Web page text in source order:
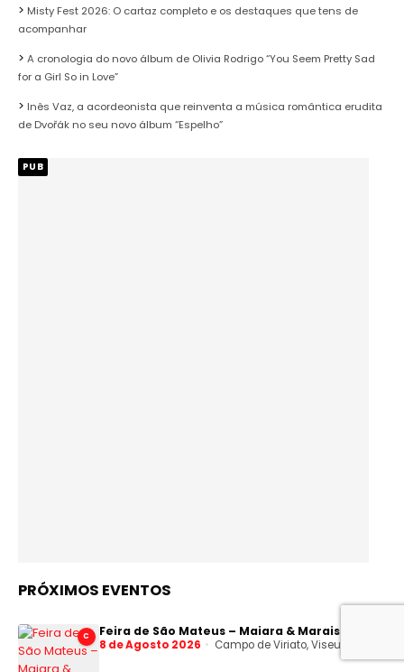
Misty Fest 2026: O cartaz completo e os destaques que tens de
acompanhar
A cronologia do novo álbum de Olivia Rodrigo “You Seem Pretty Sad
for a Girl So in Love”
Inês Vaz, a acordeonista que reinventa a música romântica erudita
de Dvořák no seu novo álbum “Espelho”
PUB
PRÓXIMOS EVENTOS
C Feira de São Mateus – Maiara & Maraisa
8 de Agosto 2026 Campo de Viriato, Viseu